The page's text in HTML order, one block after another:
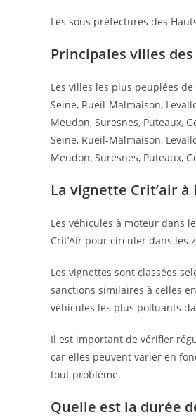
Les sous préfectures des
Principales villes
Les villes les plus peuplées
Seine, Rueil-Malmaison,
Meudon, Suresnes, Puteaux,
Seine, Rueil-Malmaison,
Meudon, Suresnes, Puteaux,
La vignette Crit’air
Les véhicules à moteur dans
Crit’Air pour circuler dans les
Les vignettes sont classées
sanctions similaires à celles
véhicules les plus polluants
Il est important de vérifier
car elles peuvent varier en
tout problème.
Quelle est la durée